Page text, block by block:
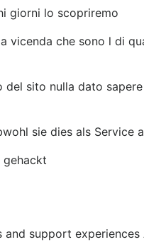
giorni lo scopriremo
vicenda che sono l di
sito nulla dato
sie dies als Service
gehackt
support experiences